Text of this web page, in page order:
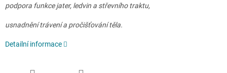
podpora funkce jater, ledvin a střevního traktu,
usnadnění trávení a pročišťování těla.
Detailní informace